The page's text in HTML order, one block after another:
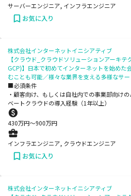
サーバーエンジニア, インフラエンジニア
お気に入り
株式会社インターネットイニシアティブ
【クラウド_クラウドソリューションアーキテ
GCP)】日本で初めてインターネットを始めた
むことも可能／様々な業界を支える多様なサー
■必須条件
・顧客向け、もしくは自社内での事業部向け
ベートクラウドの導入経験（1年以上）
430万円〜900万円
インフラエンジニア, クラウドエンジニア
お気に入り
株式会社インターネットイニシアティブ